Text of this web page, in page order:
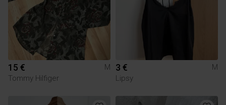
15 €
M
Tommy Hilfiger
3 €
M
Lipsy